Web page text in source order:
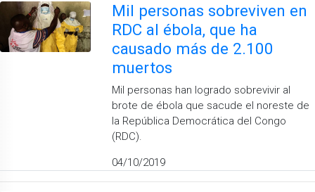
Mil personas sobreviven en
RDC al ébola, que ha
causado más de 2.100
muertos
Mil personas han logrado sobrevivir al
brote de ébola que sacude el noreste de
la República Democrática del Congo
(RDC).
04/10/2019